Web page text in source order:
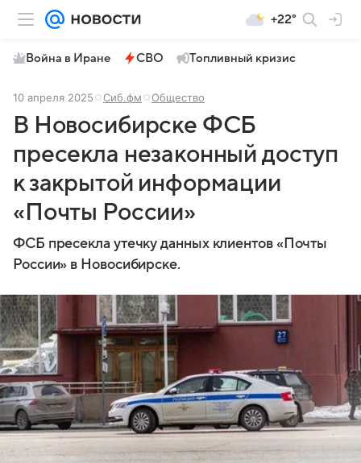
+22°
Война в Иране СВО Топливный кризис
10 апреля 2025 Сиб.фм Общество
В Новосибирске ФСБ
пресекла незаконный доступ
к закрытой информации
«Почты России»
ФСБ пресекла утечку данных клиентов «Почты
России» в Новосибирске.